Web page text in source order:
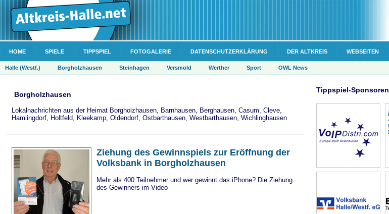
HOME SPIELE TIPPSPIEL FOTOGALERIE DATENSCHUTZERKLÄRUNG DER ALTKREIS WEBSEITEN
Halle (Westf.) Borgholzhausen Steinhagen Versmold Werther Sport OWL News
Borgholzhausen
Lokalnachrichten aus der Heimat Borgholzhausen, Barnhausen, Berghausen, Casum, Cleve,
Hamlingdorf, Holtfeld, Kleekamp, Oldendorf, Ostbarthausen, Westbarthausen, Wichlinghausen
Ziehung des Gewinnspiels zur Eröffnung der
Volksbank in Borgholzhausen
Mehr als 400 Teilnehmer und wer gewinnt das iPhone? Die Ziehung
des Gewinners im Video
Tippspiel-Sponsoren